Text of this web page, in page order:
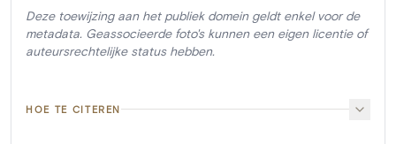
Deze toewijzing aan het publiek domein geldt enkel voor de
metadata. Geassocieerde foto's kunnen een eigen licentie of
auteursrechtelijke status hebben.
HOE TE CITEREN